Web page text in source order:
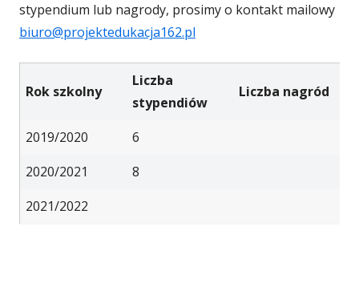
stypendium lub nagrody, prosimy o kontakt mailowy
biuro@projektedukacja162.pl
Rok szkolny
Liczba
stypendiów
Liczba nagród
2019/2020
6
2020/2021
8
2021/2022